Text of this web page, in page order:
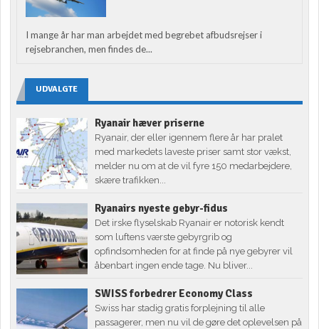
I mange år har man arbejdet med begrebet afbudsrejser i
rejsebranchen, men findes de...
UDVALGTE
Ryanair hæver priserne
Ryanair, der eller igennem flere år har pralet
med markedets laveste priser samt stor vækst,
melder nu om at de vil fyre 150 medarbejdere,
skære trafikken...
Ryanairs nyeste gebyr-fidus
Det irske flyselskab Ryanair er notorisk kendt
som luftens værste gebyrgrib og
opfindsomheden for at finde på nye gebyrer vil
åbenbart ingen ende tage. Nu bliver...
SWISS forbedrer Economy Class
Swiss har stadig gratis forplejning til alle
passagerer, men nu vil de gøre det oplevelsen på